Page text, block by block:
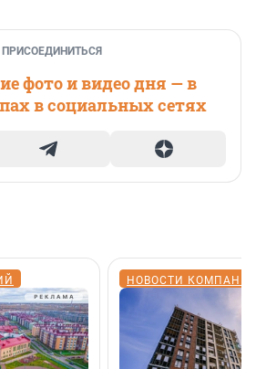
ПРИСОЕДИНИТЬСЯ
фото и видео дня — в
в социальных сетях
НОВОСТИ